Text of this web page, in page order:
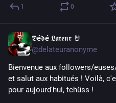
1 0
𝕯é𝖉é 𝕷𝖆𝖙𝖊𝖚𝖗 🤘
@delateuranonyme
Bienvenue aux followers/
et salut aux habitués ! Voilà,
pour aujourd'hui, tchüss !